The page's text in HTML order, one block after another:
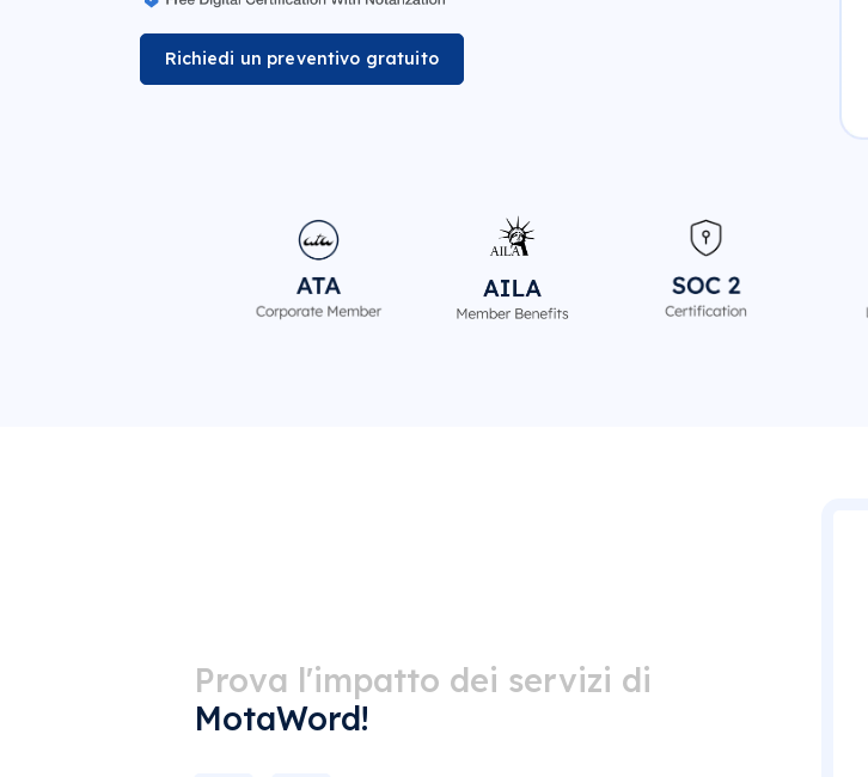
Richiedi un preventivo gratuito
Prova l'impatto dei servizi di
MotaWord!